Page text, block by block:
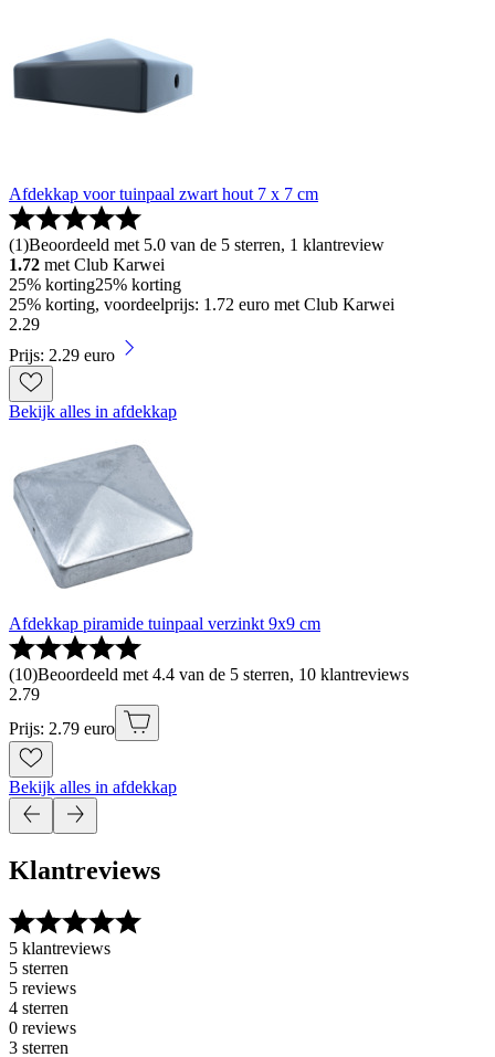
Afdekkap voor tuinpaal zwart hout 7 x 7 cm
(1)Beoordeeld met 5.0 van de 5 sterren, 1 klantreview
1.72 met Club Karwei
25% korting25% korting
25% korting, voordeelprijs: 1.72 euro met Club Karwei
2.29
Prijs: 2.29 euro
Bekijk alles in afdekkap
Afdekkap piramide tuinpaal verzinkt 9x9 cm
(10)Beoordeeld met 4.4 van de 5 sterren, 10 klantreviews
2.79
Prijs: 2.79 euro
Bekijk alles in afdekkap
Klantreviews
5 klantreviews
5 sterren
5 reviews
4 sterren
0 reviews
3 sterren